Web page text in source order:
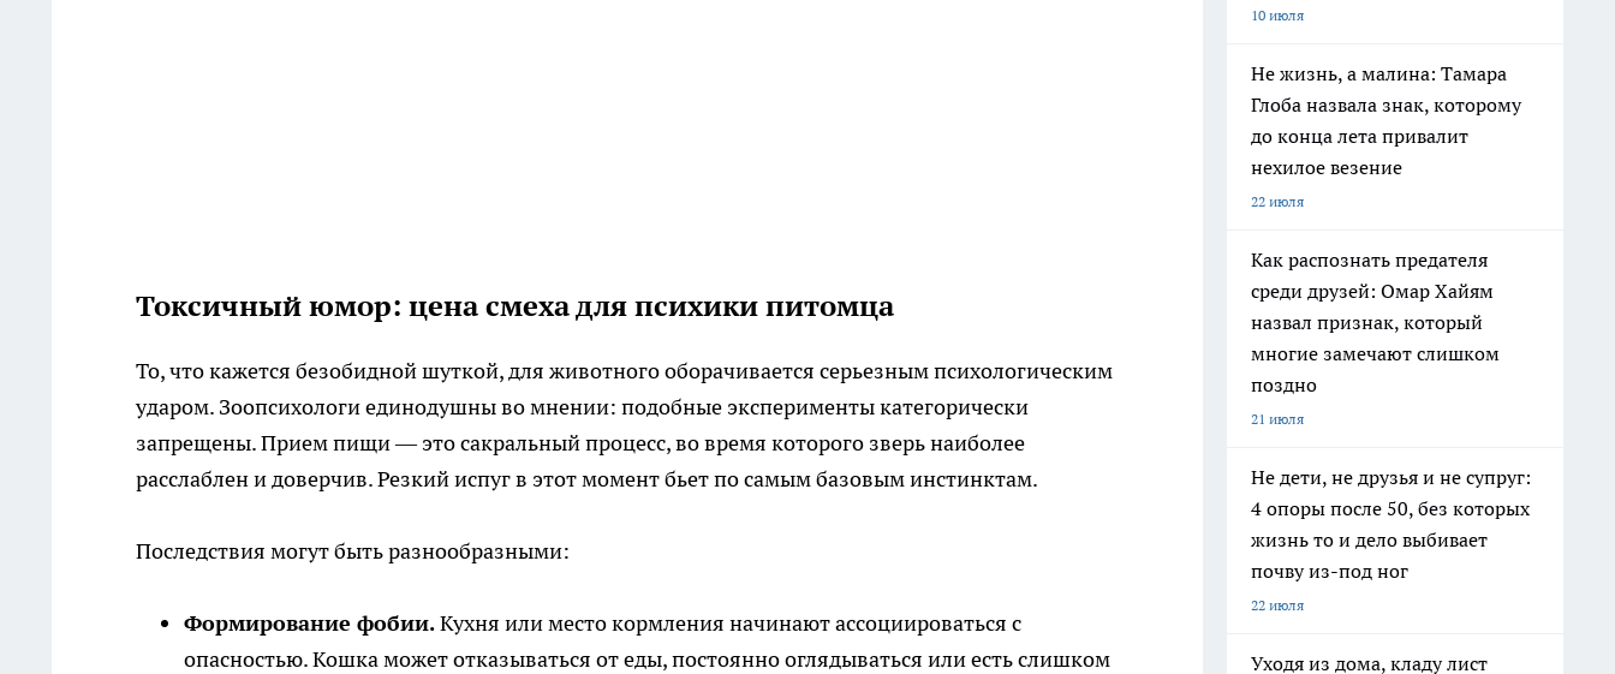
Токсичный юмор: цена смеха для психики питомца
То, что кажется безобидной шуткой, для животного оборачивается серьезным психологическим
ударом. Зоопсихологи единодушны во мнении: подобные эксперименты категорически
запрещены. Прием пищи — это сакральный процесс, во время которого зверь наиболее
расслаблен и доверчив. Резкий испуг в этот момент бьет по самым базовым инстинктам.
Последствия могут быть разнообразными:
Формирование фобии.Кухня или место кормления начинают ассоциироваться с
опасностью. Кошка может отказываться от еды, постоянно оглядываться или есть слишком
10 июля
Не жизнь, а малина: Тамара
Глоба назвала знак, которому
до конца лета привалит
нехилое везение
22 июля
Как распознать предателя
среди друзей: Омар Хайям
назвал признак, который
многие замечают слишком
поздно
21 июля
Не дети, не друзья и не супруг:
4 опоры после 50, без которых
жизнь то и дело выбивает
почву из-под ног
22 июля
Уходя из дома, кладу лист